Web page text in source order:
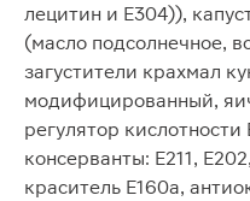
лецитин и Е304)),
(масло подсолнечное,
загустители крахмал
модифицированный,
регулятор
консерванты: Е211,
краситель Е160а,